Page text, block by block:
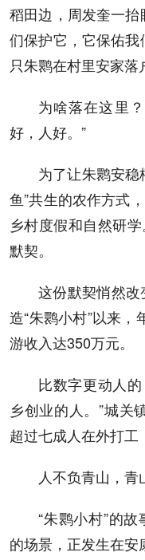
稻田边，周发奎一
们保护它，它保佑
只朱鹮在村里安家落
为啥落在这里
好，人好。”
为了让朱鹮安
鱼”共生的农作方式
乡村度假和自然研
默契。
这份默契悄然
造“朱鹮小村”以来
游收入达350万元。
比数字更动人的
乡创业的人。”城关
超过七成人在外打工
人不负青山，青
“朱鹮小村”的
的场景，正发生在安